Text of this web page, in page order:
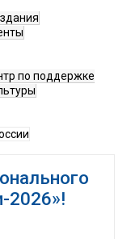
по поддержке
2026»!